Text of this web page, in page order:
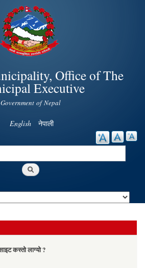
Skip to
main
content
Office of The
Executive
Government of Nepal
English नेपाली
कस्तो लाग्यो ?